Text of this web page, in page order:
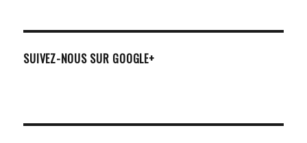
SUIVEZ-NOUS SUR GOOGLE+